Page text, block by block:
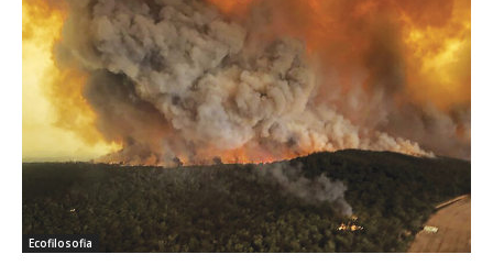
Ecofilosofia